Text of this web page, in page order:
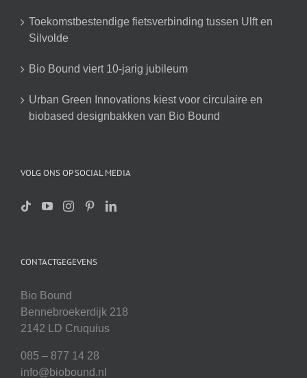
Toekomstbestendige fietsverbinding tussen Ulft en
Silvolde
Bio Bound viert 10-jarig jubileum
Urban Green Innovations kiest voor circulaire en
biobased designbakken van Bio Bound
VOLG ONS OP SOCIAL MEDIA
CONTACTGEGEVENS
Bio Bound
Bennebroekerdijk 218
2142 LD Cruquius
085 – 877 14 28
info@biobound.nl